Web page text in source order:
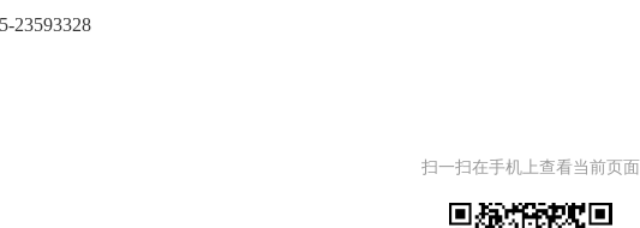
扫一扫在手机上查看当前页面